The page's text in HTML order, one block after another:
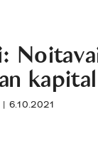
| 6.10.2021